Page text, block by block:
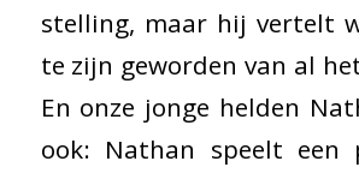
stelling, maar hij vertelt
te zijn geworden van al
En onze jonge helden
ook: Nathan speelt